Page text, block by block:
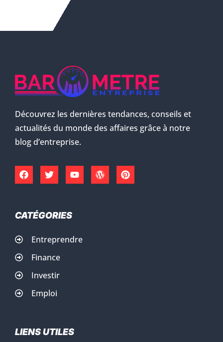
Découvrez les dernières tendances, conseils et
actualités du monde des affaires grâce à notre
blog d’entreprise.
CATÉGORIES
Entreprendre
Finance
Investir
Emploi
LIENS UTILES